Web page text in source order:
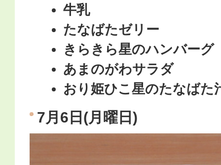
牛乳
たなばたゼリー
きらきら星のハンバーグ
あまのがわサラダ
おり姫ひこ星のたなばた
7月6日(月曜日)